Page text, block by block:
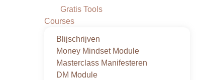
Gratis Tools
Courses
Blijschrijven
Money Mindset Module
Masterclass Manifesteren
DM Module